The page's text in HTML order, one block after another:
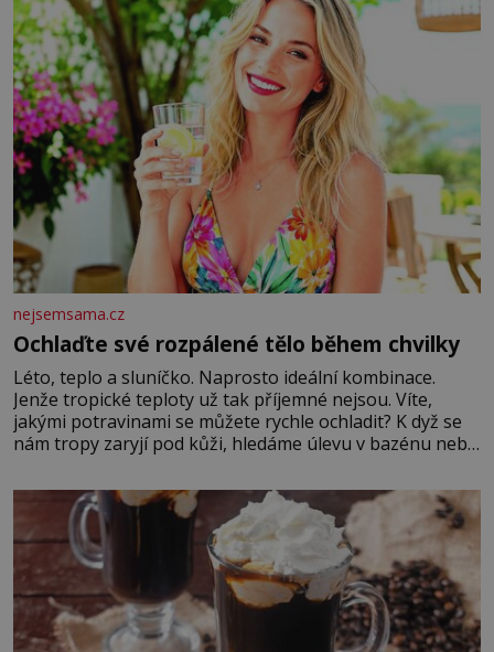
nejsemsama.cz
Ochlaďte své rozpálené tělo během chvilky
Léto, teplo a sluníčko. Naprosto ideální kombinace.
Jenže tropické teploty už tak příjemné nejsou. Víte,
jakými potravinami se můžete rychle ochladit? K dyž se
nám tropy zaryjí pod kůži, hledáme úlevu v bazénu nebo
blízkosti. Nemusíte však zoufat. Pokud budete mít
promyšlený jídelníček, žadné pařáky si na vás